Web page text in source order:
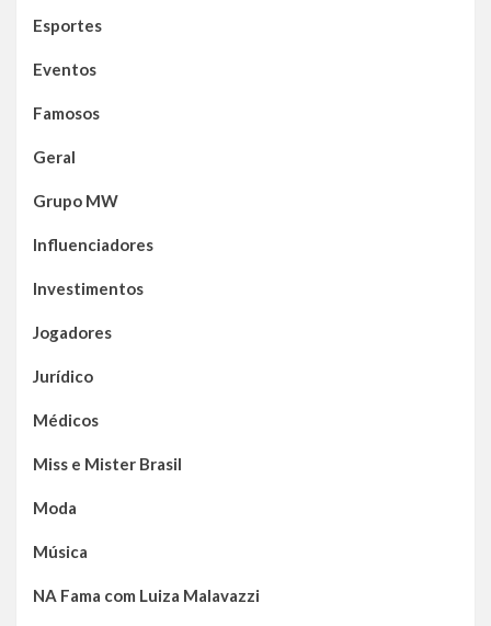
Esportes
Eventos
Famosos
Geral
Grupo MW
Influenciadores
Investimentos
Jogadores
Jurídico
Médicos
Miss e Mister Brasil
Moda
Música
NA Fama com Luiza Malavazzi